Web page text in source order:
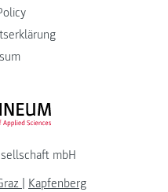
FH JOANNEUM Logo
mbH
| Kapfenberg